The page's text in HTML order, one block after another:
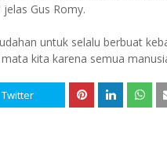
Gus Romy.
untuk selalu berbuat
kita karena semua
Twitter